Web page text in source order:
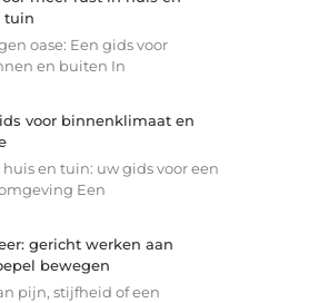
tuin
oase: Een gids voor
en buiten In
voor binnenklimaat en
en tuin: uw gids voor een
Een
gericht werken aan
bewegen
pijn, stijfheid of een